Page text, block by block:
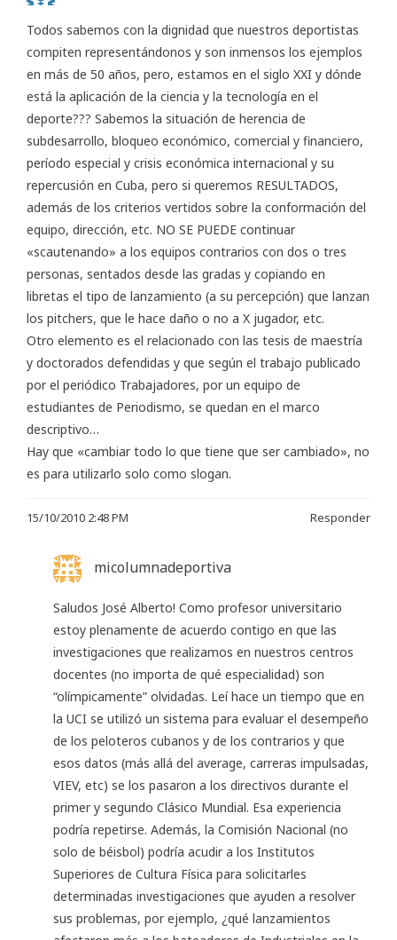
Todos sabemos con la dignidad que nuestros deportistas
compiten representándonos y son inmensos los ejemplos
en más de 50 años, pero, estamos en el siglo XXI y dónde
está la aplicación de la ciencia y la tecnología en el
deporte??? Sabemos la situación de herencia de
subdesarrollo, bloqueo económico, comercial y financiero,
período especial y crisis económica internacional y su
repercusión en Cuba, pero si queremos RESULTADOS,
además de los criterios vertidos sobre la conformación del
equipo, dirección, etc. NO SE PUEDE continuar
«scautenando» a los equipos contrarios con dos o tres
personas, sentados desde las gradas y copiando en
libretas el tipo de lanzamiento (a su percepción) que lanzan
los pitchers, que le hace daño o no a X jugador, etc.
Otro elemento es el relacionado con las tesis de maestría
y doctorados defendidas y que según el trabajo publicado
por el periódico Trabajadores, por un equipo de
estudiantes de Periodismo, se quedan en el marco
descriptivo…
Hay que «cambiar todo lo que tiene que ser cambiado», no
es para utilizarlo solo como slogan.
15/10/2010 2:48 PM Responder
micolumnadeportiva
Saludos José Alberto! Como profesor universitario
estoy plenamente de acuerdo contigo en que las
investigaciones que realizamos en nuestros centros
docentes (no importa de qué especialidad) son
“olímpicamente” olvidadas. Leí hace un tiempo que en
la UCI se utilizó un sistema para evaluar el desempeño
de los peloteros cubanos y de los contrarios y que
esos datos (más allá del average, carreras impulsadas,
VIEV, etc) se los pasaron a los directivos durante el
primer y segundo Clásico Mundial. Esa experiencia
podría repetirse. Además, la Comisión Nacional (no
solo de béisbol) podría acudir a los Institutos
Superiores de Cultura Física para solicitarles
determinadas investigaciones que ayuden a resolver
sus problemas, por ejemplo, ¿qué lanzamientos